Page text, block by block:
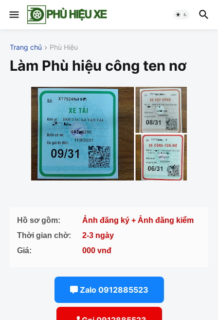
Trang chủ Phù Hiệu
Làm Phù hiệu công ten nơ
Hồ sơ gồm:
Ảnh đăng ký + Ảnh đăng kiểm
Thời gian chờ:
2-3 ngày
Giá:
000 vnđ
Zalo 0912885523